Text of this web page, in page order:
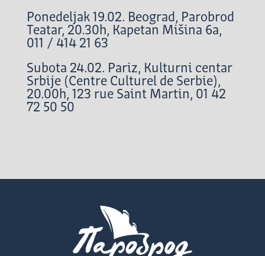
Ponedeljak 19.02. Beograd, Parobrod
Teatar, 20.30h, Kapetan Mišina 6a,
011 / 414 21 63
Subota 24.02. Pariz, Kulturni centar
Srbije (Centre Culturel de Serbie),
20.00h, 123 rue Saint Martin, 01 42
72 50 50